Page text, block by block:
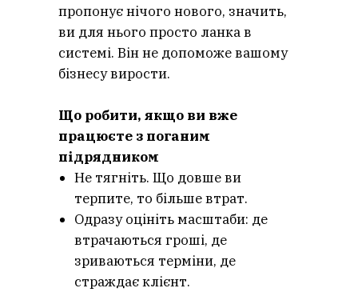
пропонує нічого нового, значить,
ви для нього просто ланка в
системі. Він не допоможе вашому
бізнесу вирости.
Що робити, якщо ви вже
працюєте з поганим
підрядником
Не тягніть. Що довше ви
терпите, то більше втрат.
Одразу оцініть масштаби: де
втрачаються гроші, де
зриваються терміни, де
страждає клієнт.